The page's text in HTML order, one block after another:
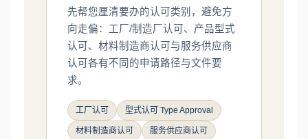
先帮您厘清要办的认可类别，避免方
向走偏：工厂/制造厂认可、产品型式
认可、材料制造商认可与服务供应商
认可各有不同的申请路径与文件要
求。
工厂认可 型式认可 Type Approval
材料制造商认可 服务供应商认可